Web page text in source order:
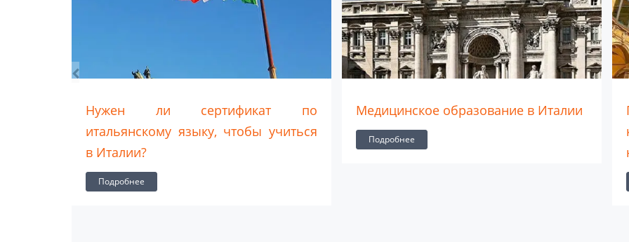
Нужен ли сертификат по
итальянскому языку, чтобы учиться
в Италии?
Подробнее
Медицинское образование в Италии
Подробнее